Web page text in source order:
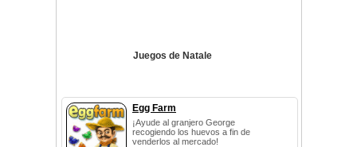
Juegos de Natale
Egg Farm
¡Ayude al granjero George
recogiendo los huevos a fin de
venderlos al mercado!